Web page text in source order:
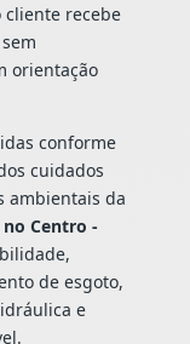
cliente recebe
orientação
conforme
cuidados
ambientais da
Centro -
de esgoto,
e